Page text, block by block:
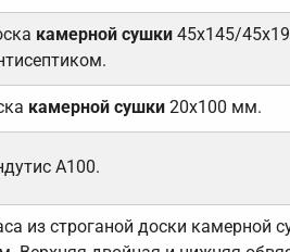
камерной сушки 45х145/
камерной сушки20х100 мм.
А100.
из строганой доски камерной